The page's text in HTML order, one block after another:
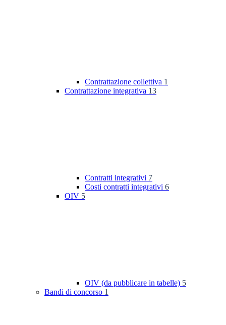
Contrattazione collettiva 1
Contrattazione integrativa 13
Contratti integrativi 7
Costi contratti integrativi 6
OIV 5
OIV (da pubblicare in tabelle) 5
Bandi di concorso 1